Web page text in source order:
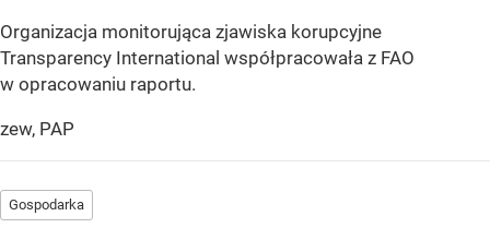
Organizacja monitorująca zjawiska korupcyjne
Transparency International współpracowała z FAO
w opracowaniu raportu.
zew, PAP
Gospodarka